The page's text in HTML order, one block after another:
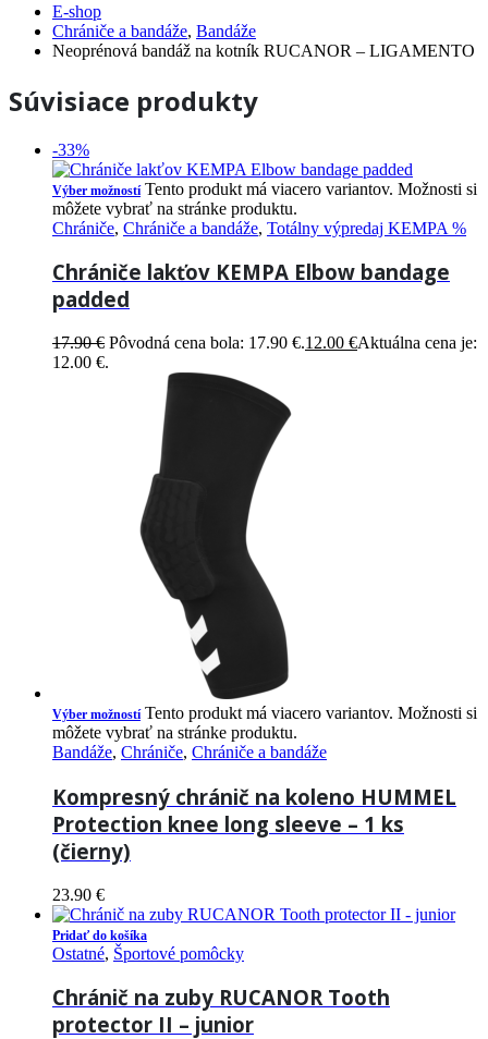
E-shop
Chrániče a bandáže, Bandáže
Neoprénová bandáž na kotník RUCANOR – LIGAMENTO
Súvisiace produkty
-33%
Výber možností Tento produkt má viacero variantov. Možnosti si
môžete vybrať na stránke produktu.
Chrániče, Chrániče a bandáže, Totálny výpredaj KEMPA %
Chrániče lakťov KEMPA Elbow bandage
padded
17.90€ Pôvodná cena bola: 17.90 €.12.00 €Aktuálna cena je:
12.00 €.
Výber možností Tento produkt má viacero variantov. Možnosti si
môžete vybrať na stránke produktu.
Bandáže, Chrániče, Chrániče a bandáže
Kompresný chránič na koleno HUMMEL
Protection knee long sleeve – 1 ks
(čierny)
23.90 €
Pridať do košíka
Ostatné, Športové pomôcky
Chránič na zuby RUCANOR Tooth
protector II – junior